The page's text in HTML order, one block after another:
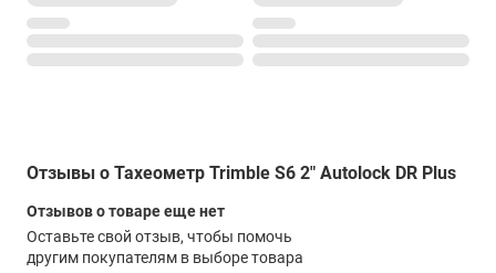
±5.4'
Дальность по призме
6.5 часов
Вольтаж
Отзывы о Тахеометр Trimble S6 2" Autolock DR Plus
Отзывов о товаре еще нет
Оставьте свой отзыв, чтобы помочь
другим покупателям в выборе товара